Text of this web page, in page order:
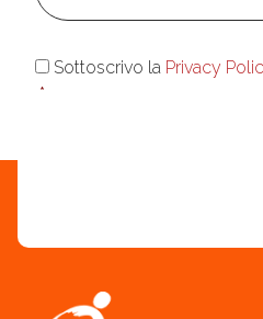
Consenso
Sottoscrivo la Privacy
*